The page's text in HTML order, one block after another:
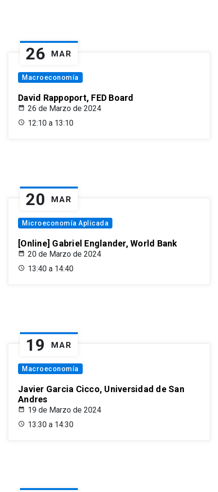
26 MAR
Macroeconomía
David Rappoport, FED Board
26 de Marzo de 2024
12:10 a 13:10
20 MAR
Microeconomía Aplicada
[Online] Gabriel Englander, World Bank
20 de Marzo de 2024
13:40 a 14:40
19 MAR
Macroeconomía
Javier Garcia Cicco, Universidad de San
Andres
19 de Marzo de 2024
13:30 a 14:30